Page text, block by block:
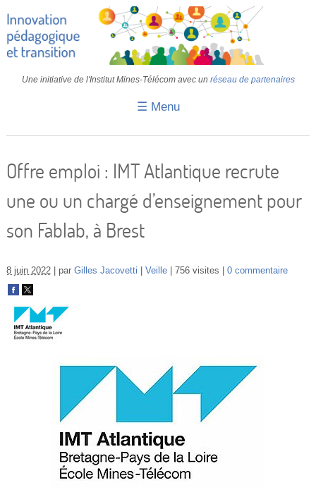
Une initiative de l'Institut Mines-Télécom avec un réseau de partenaires
☰ Menu
Retours d’expériences
IMT
Se connecter
Offre emploi : IMT Atlantique recrute
une ou un chargé d’enseignement pour
son Fablab, à Brest
8 juin 2022 par Gilles Jacovetti Veille 756 visites 0 commentaire